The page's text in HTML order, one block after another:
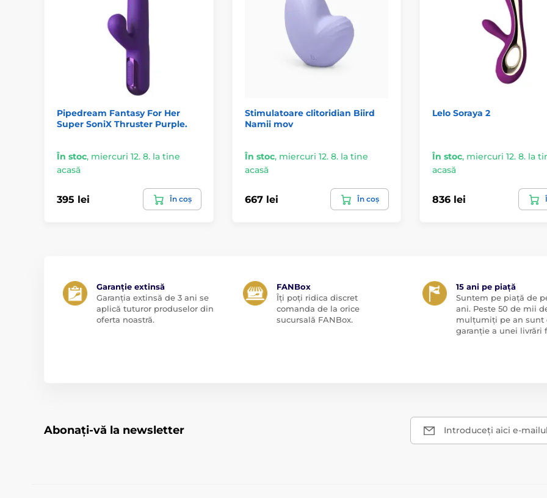
Pipedream Fantasy For Her
Super SoniX Thruster Purple.
În stoc, miercuri 12. 8. la tine
acasă
395 lei În coș
Stimulatoare clitoridian Biird
Namii mov
În stoc, miercuri 12. 8. la tine
acasă
667 lei În coș
Lelo Soraya 2
În stoc, miercuri 12. 8. la
acasă
836 lei
Garanție extinsă
Garanția extinsă de 3 ani se
aplică tuturor produselor din
oferta noastră.
FANBox
Îți poți ridica discret
comanda de la orice
sucursală FANBox.
15 ani pe piață
Suntem pe piață de
ani. Peste 50 de mii
mulțumiți pe an sunt
garanție a unei livrări
Abonați-vă la newsletter Introduceți aici e-